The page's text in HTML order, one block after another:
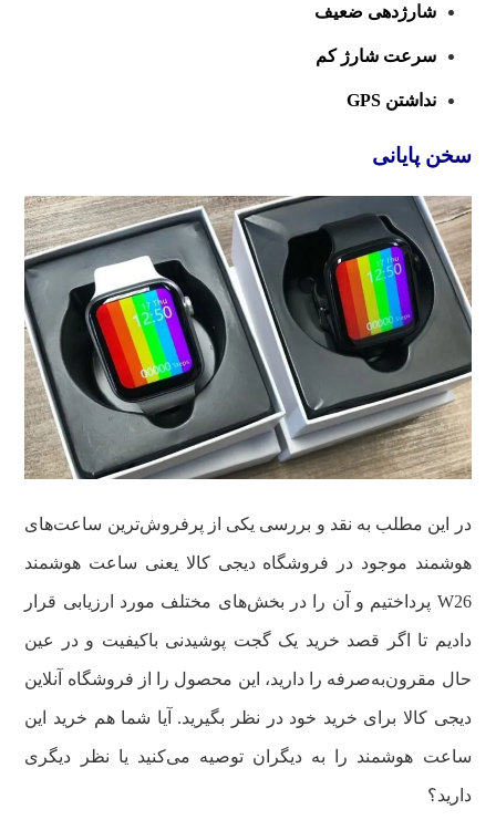
شارژدهی ضعیف
سرعت شارژ کم
نداشتن GPS
سخن پایانی
در این مطلب به نقد و بررسی یکی از پرفروش‌ترین ساعت‌های
هوشمند موجود در فروشگاه دیجی کالا یعنی ساعت هوشمند
W26 پرداختیم و آن را در بخش‌های مختلف مورد ارزیابی قرار
دادیم تا اگر قصد خرید یک گجت پوشیدنی باکیفیت و در عین
حال مقرون‌به‌صرفه را دارید، این محصول را از فروشگاه آنلاین
دیجی کالا برای خرید خود در نظر بگیرید. آیا شما هم خرید این
ساعت هوشمند را به دیگران توصیه می‌کنید یا نظر دیگری
دارید؟